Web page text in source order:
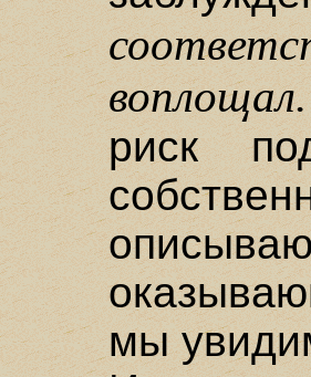
воплощал.
риск
мы